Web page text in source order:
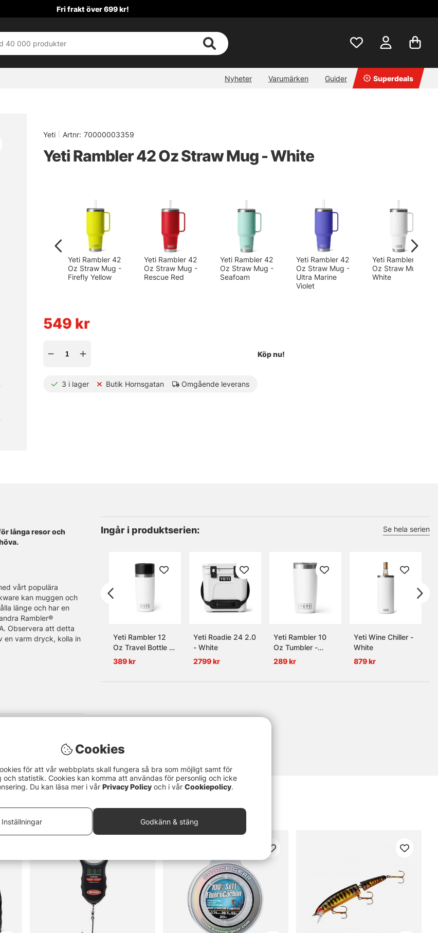
Fri frakt över 699 kr!
Nyheter Varumärken Guider Superdeals
Yeti Artnr: 70000003359
Yeti Rambler 42 Oz Straw Mug - White
Yeti Rambler 42
Oz Straw Mug -
Firefly Yellow
Yeti Rambler 42
Oz Straw Mug -
Rescue Red
Yeti Rambler 42
Oz Straw Mug -
Seafoam
Yeti Rambler 42
Oz Straw Mug -
Ultra Marine
Violet
Yeti Rambler 42
Oz Straw Mug -
White
549 kr
Köp nu!
3 i lager Butik Hornsgatan Omgående leverans
långa resor och
vårt populära
kan muggen och
länge och har en
Rambler®
Observera att detta
en varm dryck, kolla in
Ingår i produktserien: Se hela serien
Yeti Rambler 12
Oz Travel Bottle -
White
389 kr
Yeti Roadie 24 2.0
- White
2799 kr
Yeti Rambler 10
Oz Tumbler -
White
289 kr
Yeti Wine Chiller -
White
879 kr
Cookies
för att vår webbplats skall fungera så bra som möjligt samt för
och statistik. Cookies kan komma att användas för personlig och icke
Du kan läsa mer i vår Privacy Policy och i vår Cookiepolicy.
Inställningar Godkänn & stäng